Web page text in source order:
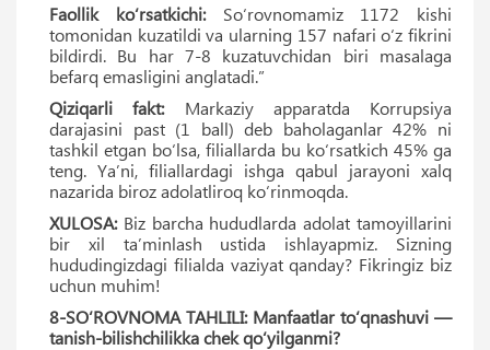
Faollik ko‘rsatkichi:So‘rovnomamiz 1172 kishi
tomonidan kuzatildi va ularning 157 nafari o‘z fikrini
bildirdi. Bu har 7-8 kuzatuvchidan biri masalaga
befarq emasligini anglatadi.”
Qiziqarli fakt:Markaziy apparatda Korrupsiya
darajasini past (1 ball) deb baholaganlar 42% ni
tashkil etgan bo‘lsa, filiallarda bu ko‘rsatkich 45% ga
teng. Yaʼni, filiallardagi ishga qabul jarayoni xalq
nazarida biroz adolatliroq ko‘rinmoqda.
XULOSA:Biz barcha hududlarda adolat tamoyillarini
bir xil taʼminlash ustida ishlayapmiz. Sizning
hududingizdagi filialda vaziyat qanday? Fikringiz biz
uchun muhim!
8-SO‘ROVNOMA TAHLILI: Manfaatlar to‘qnashuvi —
tanish-bilishchilikka chek qo‘yilganmi?